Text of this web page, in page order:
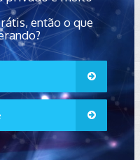
então o que